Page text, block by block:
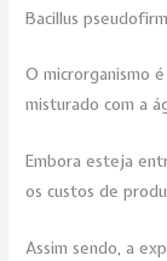
Bacillus
O microrganismo
misturado com a
Embora esteja
os custos de
Assim sendo, a